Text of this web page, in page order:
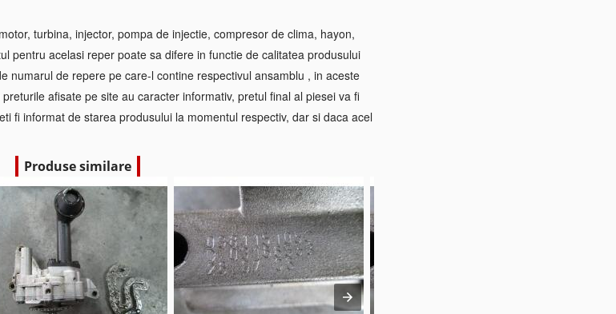
turbina, injector, pompa de injectie, compresor de clima, hayon,
pentru acelasi reper poate sa difere in functie de calitatea produsului
numarul de repere pe care-l contine respectivul ansamblu , in aceste
afisate pe site au caracter informativ, pretul final al piesei va fi
fi informat de starea produsului la momentul respectiv, dar si daca acel
Produse similare